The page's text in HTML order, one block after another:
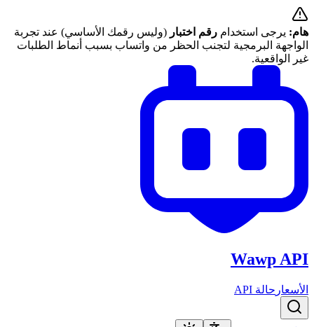
هام: يرجى استخدام رقم اختبار (وليس رقمك الأساسي) عند تجربة
الواجهة البرمجية لتجنب الحظر من واتساب بسبب أنماط الطلبات
غير الواقعية.
Wawp API
الأسعار حالة API